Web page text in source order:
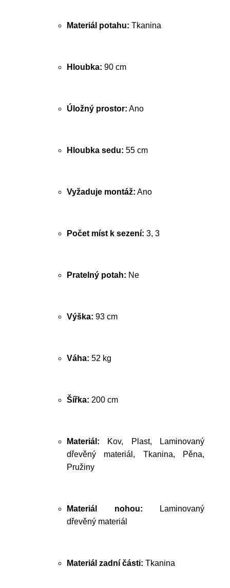
Materiál potahu: Tkanina
Hloubka: 90 cm
Úložný prostor: Ano
Hloubka sedu: 55 cm
Vyžaduje montáž: Ano
Počet míst k sezení: 3, 3
Pratelný potah: Ne
Výška: 93 cm
Váha: 52 kg
Šířka: 200 cm
Materiál: Kov, Plast, Laminovaný
dřevěný materiál, Tkanina, Pěna,
Pružiny
Materiál nohou: Laminovaný
dřevěný materiál
Materiál zadní části: Tkanina